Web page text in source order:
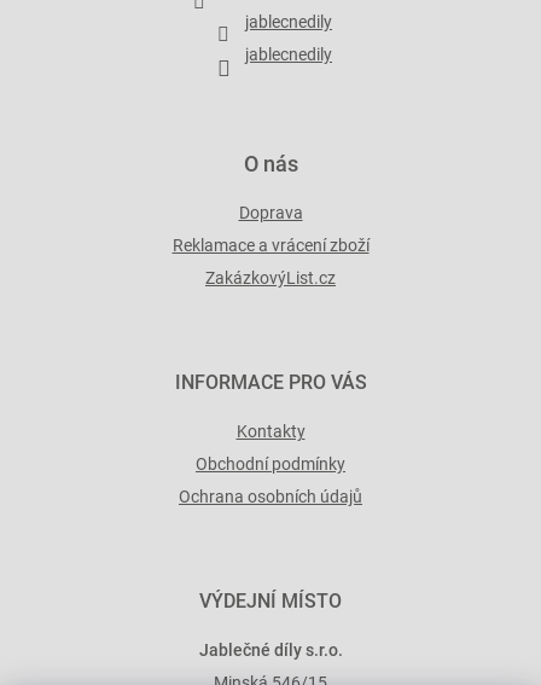
jablecnedily
jablecnedily
O nás
Doprava
Reklamace a vrácení zboží
ZakázkovýList.cz
INFORMACE PRO VÁS
Kontakty
Obchodní podmínky
Ochrana osobních údajů
VÝDEJNÍ MÍSTO
Jablečné díly s.r.o.